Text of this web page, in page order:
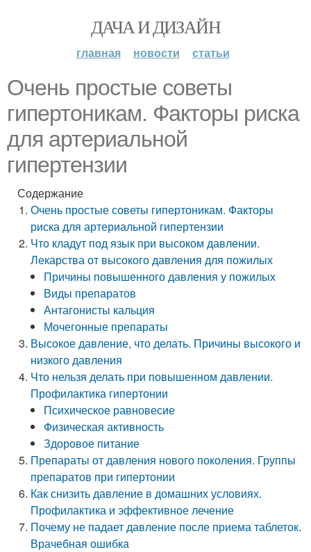
ДАЧА И ДИЗАЙН
главная новости статьи
Очень простые советы
гипертоникам. Факторы риска
для артериальной
гипертензии
Содержание
Очень простые советы гипертоникам. Факторы
риска для артериальной гипертензии
Что кладут под язык при высоком давлении.
Лекарства от высокого давления для пожилых
Причины повышенного давления у пожилых
Виды препаратов
Антагонисты кальция
Мочегонные препараты
Высокое давление, что делать. Причины высокого и
низкого давления
Что нельзя делать при повышенном давлении.
Профилактика гипертонии
Психическое равновесие
Физическая активность
Здоровое питание
Препараты от давления нового поколения. Группы
препаратов при гипертонии
Как снизить давление в домашних условиях.
Профилактика и эффективное лечение
Почему не падает давление после приема таблеток.
Врачебная ошибка